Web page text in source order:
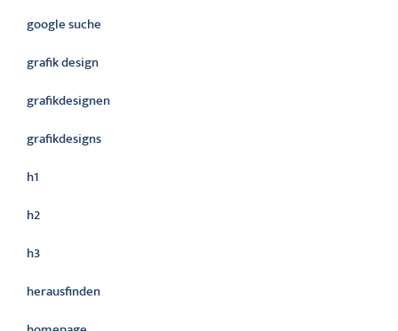
google suche
grafik design
grafikdesignen
grafikdesigns
h1
h2
h3
herausfinden